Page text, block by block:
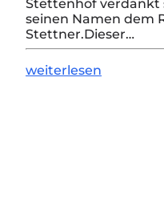
Stettenhof verdankt
seinen Namen dem
Stettner.Dieser…
weiterlesen